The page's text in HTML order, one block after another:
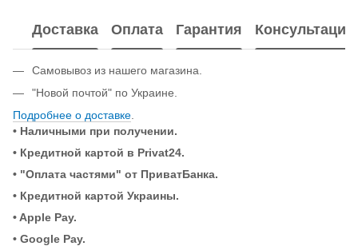
Доставка Оплата Гарантия Консультация
Самовывоз из нашего магазина.
"Новой почтой" по Украине.
Подробнее о доставке.
• Наличными при получении.
• Кредитной картой в Privat24.
• "Оплата частями" от ПриватБанка.
• Кредитной картой Украины.
• Apple Pay.
• Google Pay.